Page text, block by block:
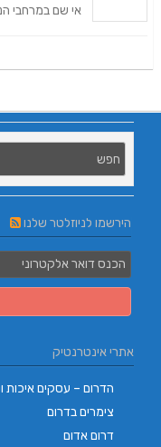
אי שם במרחבי
הירשמו לניוזלטר שלנו
אתרי אינטרנטיק
הדרום – עסקים איכות
צימרים בדרום
דרום אדום